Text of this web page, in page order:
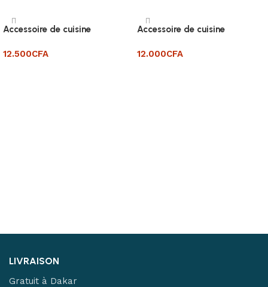
Accessoire de cuisine
12.500CFA
Accessoire de cuisine
12.000CFA
LIVRAISON
Gratuit à Dakar